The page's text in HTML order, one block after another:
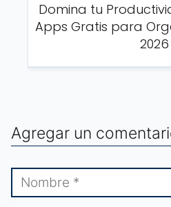
Domina tu
Apps Gratis para
2026
Agregar un